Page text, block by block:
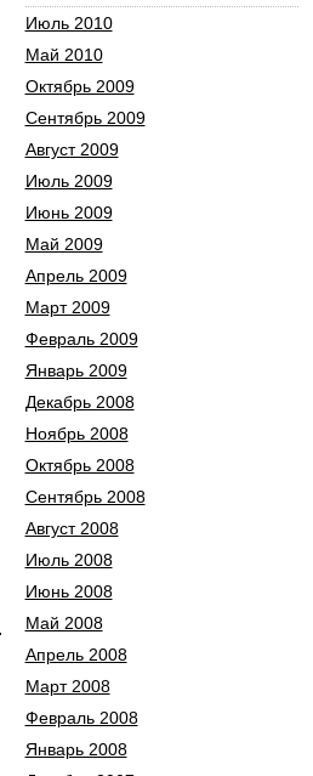
Июль 2010
Май 2010
Октябрь 2009
Сентябрь 2009
Август 2009
Июль 2009
Июнь 2009
Май 2009
Апрель 2009
Март 2009
Февраль 2009
Январь 2009
Декабрь 2008
Ноябрь 2008
Октябрь 2008
Сентябрь 2008
Август 2008
Июль 2008
Июнь 2008
Май 2008
Апрель 2008
Март 2008
Февраль 2008
Январь 2008